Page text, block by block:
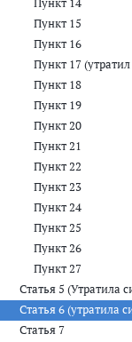
Пункт 14
Пункт 15
Пункт 16
Пункт 17
Пункт 18
Пункт 19
Пункт 20
Пункт 21
Пункт 22
Пункт 23
Пункт 24
Пункт 25
Пункт 26
Пункт 27
Статья 5 (Утратила
Статья 6 (утратила
Статья 7